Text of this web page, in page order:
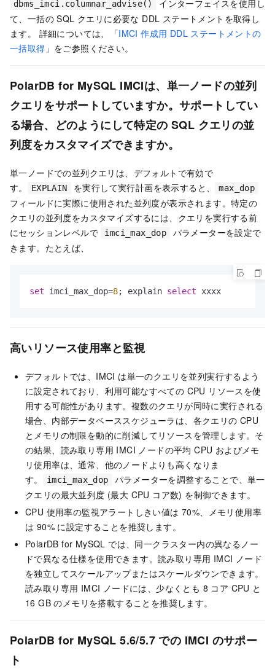
dbms_imci.columnar_advise()
インターフェイスを使用し
て、一括の SQL クエリに必要な DDL ステートメントを取得し
ます。 詳細については、「IMCI 作成用 DDL ステートメントの
一括取得 」をご参照ください。
PolarDB for MySQL IMCIは、単一ノードの並列
クエリをサポートしていますか。サポートしてい
る場合、どのようにして特定の SQL クエリの並
列度をカスタマイズできますか。
単一ノードでの並列クエリは、デフォルトで有効で
す。
EXPLAIN を実行して実行計画を表示すると、 max_dop
フィールドに実際に使用された並列度が表示されます。特定の
クエリの並列度をカスタマイズするには、クエリを実行する前
にセッションレベルで
imci_max_dop
パラメーターを設定で
きます。たとえば、
set imci_max_dop=8; explain select xxxx
高いリソース使用率と監視
デフォルトでは、IMCI は単一のクエリを並列実行するよう
に設定されており、利用可能なすべての CPU リソースを使
用する可能性があります。複数のクエリが同時に実行される
場合、内部データベーススケジューラは、各クエリの CPU
とメモリの制限を動的に削減してリソースを管理します。そ
の結果、 読み取り専用 IMCI ノードの平均 CPU およびメモ
リ使用率は、通常、他のノードよりも高くなりま
す。
imci_max_dop
パラメーターを調整することで、単一
クエリの最大並列度 (最大 CPU コア数) を制御できます。
CPU 使用率の監視アラートしきい値は 70%、メモリ使用率
は 90% に設定することを推奨します。
PolarDB for MySQL では、同一クラスター内の異なるノー
ドで異なる仕様を使用できます。 読み取り専用 IMCI ノード
を独立してスケールアップまたはスケールダウンできます。
読み取り専用 IMCI ノードには、少なくとも 8 コア CPU と
16 GB のメモリを搭載することを推奨します。
PolarDB for MySQL 5.6/5.7 での IMCI のサポー
ト